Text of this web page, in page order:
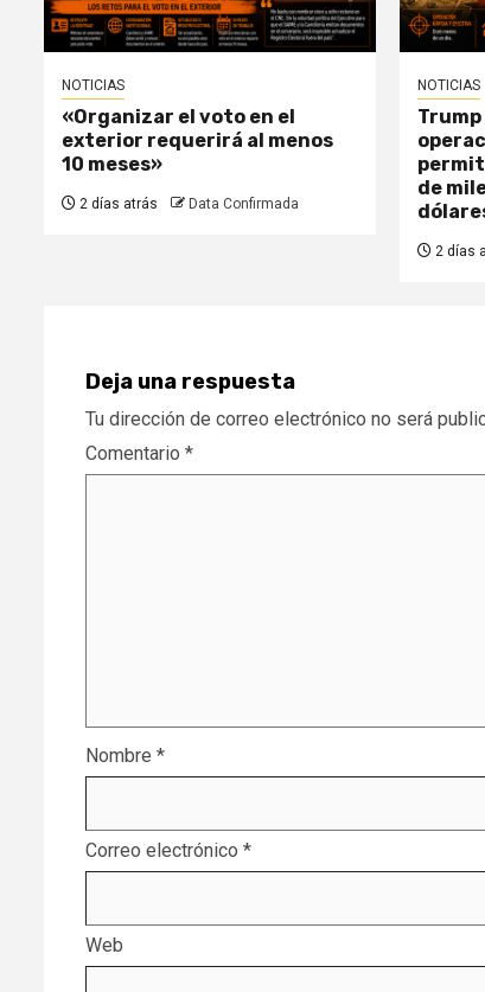
NOTICIAS
«Organizar el voto en el
exterior requerirá al menos
10 meses»
2 días atrás Data Confirmada
NOTICIAS
de
2 días
Deja una respuesta
Tu dirección de correo electrónico no será
Comentario *
Nombre *
Correo electrónico *
Web